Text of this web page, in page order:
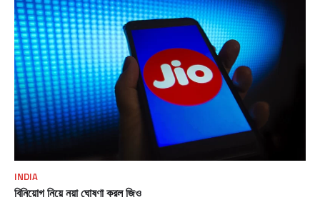
INDIA
বিনিয়োগ নিয়ে নয়া ঘোষণা করল জিও